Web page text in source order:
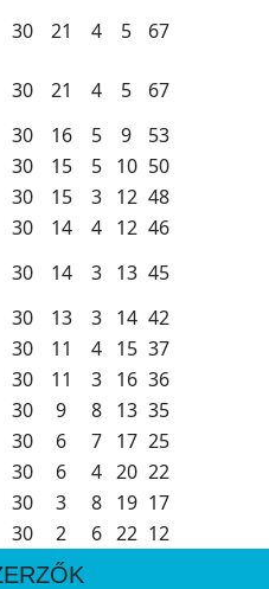
30 21 4 5 67
30 21 4 5
67
30 16 5 9
53
30 15 5 10 50
30 15 3 12 48
30 14 4 12 46
30 14 3 13 45
30 13 3 14 42
30 11 4 15 37
30 11 3 16 36
30 9 8 13 35
30 6 7 17 25
30 6 4 20 22
30 3 8 19 17
30 2 6 22 12